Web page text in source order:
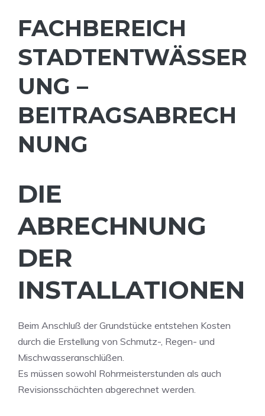
FACHBEREICH
STADTENTWÄSSER
UNG –
BEITRAGSABRECH
NUNG
DIE
ABRECHNUNG
DER
INSTALLATIONEN
Beim Anschluß der Grundstücke entstehen Kosten
durch die Erstellung von Schmutz-, Regen- und
Mischwasseranschlüßen.
Es müssen sowohl Rohrmeisterstunden als auch
Revisionsschächten abgerechnet werden.